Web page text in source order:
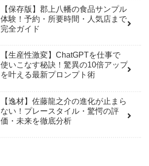
【保存版】郡上八幡の食品サンプル
体験！予約・所要時間・人気店まで
完全ガイド
【生産性激変】ChatGPTを仕事で
使いこなす秘訣！驚異の10倍アップ
を叶える最新プロンプト術
【逸材】佐藤龍之介の進化が止まら
ない！プレースタイル・驚愕の評
価・未来を徹底分析